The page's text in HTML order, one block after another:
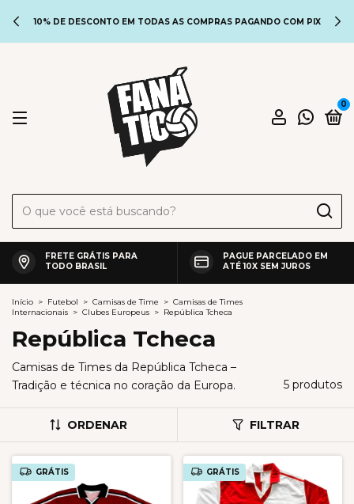
10% DE DESCONTO EM TODAS AS COMPRAS PAGANDO COM PIX
0
FRETE GRÁTIS PARA
TODO BRASIL
PAGUE PARCELADO EM
ATÉ 10X SEM JUROS
Início > Futebol > Camisas de Time > Camisas de Times
Internacionais > Clubes Europeus > República Tcheca
República Tcheca
Camisas de Times da República Tcheca –
Tradição e técnica no coração da Europa.
5 produtos
ORDENAR FILTRAR
GRÁTIS GRÁTIS